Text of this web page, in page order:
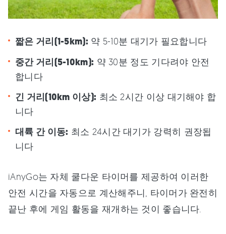
짧은 거리(1-5km): 약 5-10분 대기가 필요합니다
중간 거리(5-10km): 약 30분 정도 기다려야 안전
합니다
긴 거리(10km 이상): 최소 2시간 이상 대기해야 합
니다
대륙 간 이동: 최소 24시간 대기가 강력히 권장됩
니다
iAnyGo는 자체 쿨다운 타이머를 제공하여 이러한
안전 시간을 자동으로 계산해주니, 타이머가 완전히
끝난 후에 게임 활동을 재개하는 것이 좋습니다.